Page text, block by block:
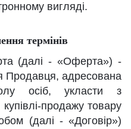
вигляді.
термінів
(далі - «Оферта») -
Продавця, адресована
осіб, укласти з
продажу товару
(далі - «Договір»)